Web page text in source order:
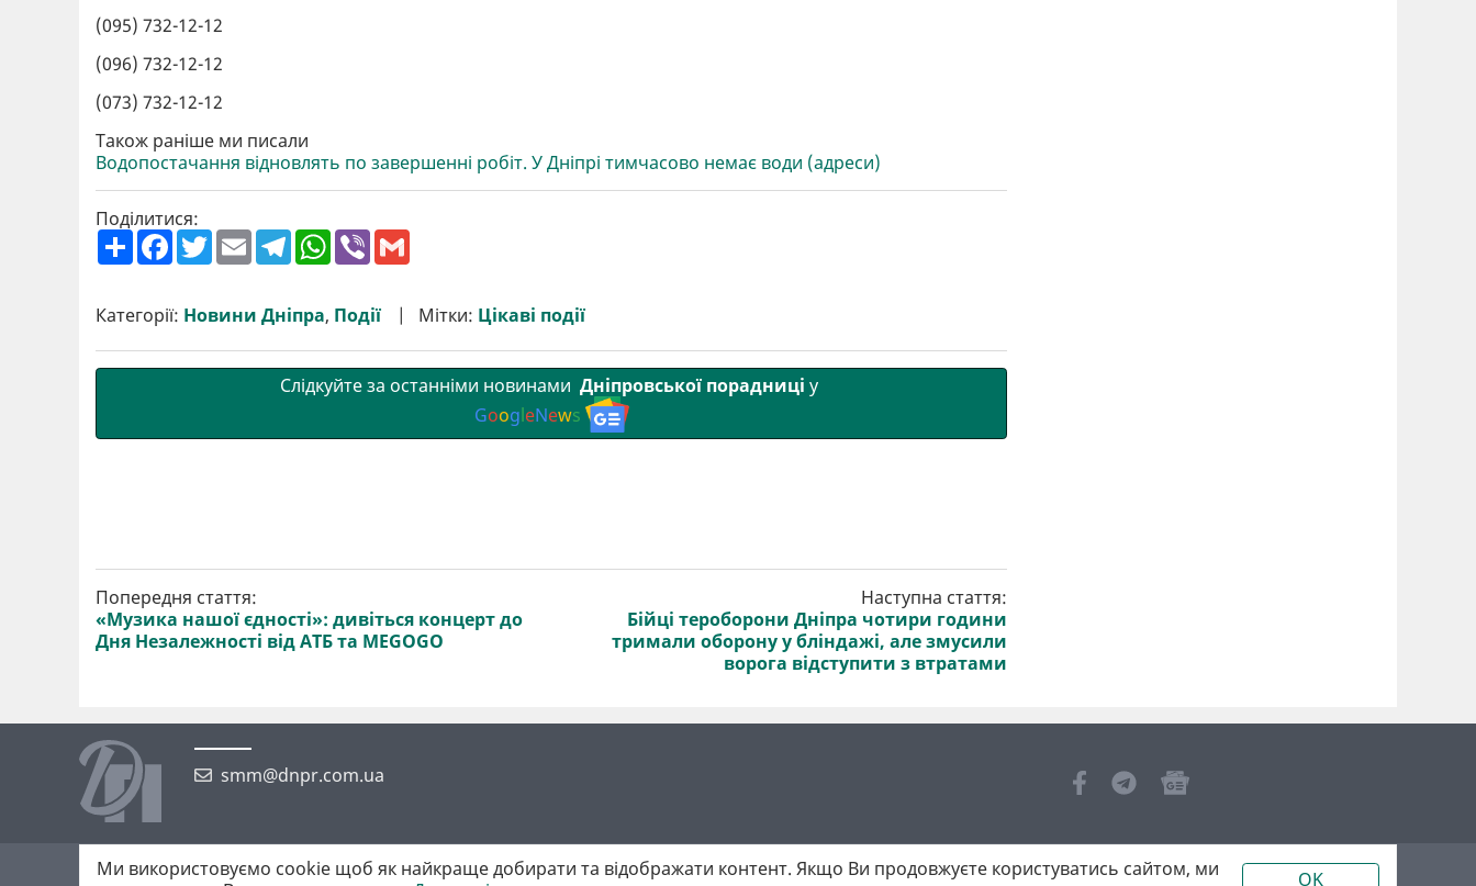
(095) 732-12-12
(096) 732-12-12
(073) 732-12-12
Також раніше ми писали
Водопостачання відновлять по завершенні робіт. У Дніпрі тимчасово немає води (адреси)
Поділитися:
П
о
р
и
F
a
b
o
T
w
t
e
E
m
l
T
e
g
r
W
h
s
A
V
r
Категорії: Новини Дніпра, Події Мітки: Цікаві події
Слідкуйте за останніми новинами Дніпровської порадниці у
GoogleNews
Попередня стаття:
«Музика нашої єдності»: дивіться концерт до
Дня Незалежності від АТБ та MEGOGO
Наступна стаття:
Бійці тероборони Дніпра чотири години
тримали оборону у бліндажі, але змусили
ворога відступити з втратами
smm@dnpr.com.ua
©2026 https://dnpr.com.ua Дніпровська порадниця
Ми використовуємо cookie щоб як найкраще добирати та відображати контент. Якщо Ви продовжуєте користуватись сайтом, ми
OK